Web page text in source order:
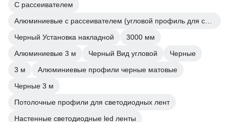
С рассеивателем
Черный Установка накладной
3000 мм
Алюминиевые 3 м
Черный Вид угловой
Черные
3 м
Алюминиевые профили черные матовые
Черные 3 м
Потолочные профили для светодиодных лент
Настенные светодиодные led ленты